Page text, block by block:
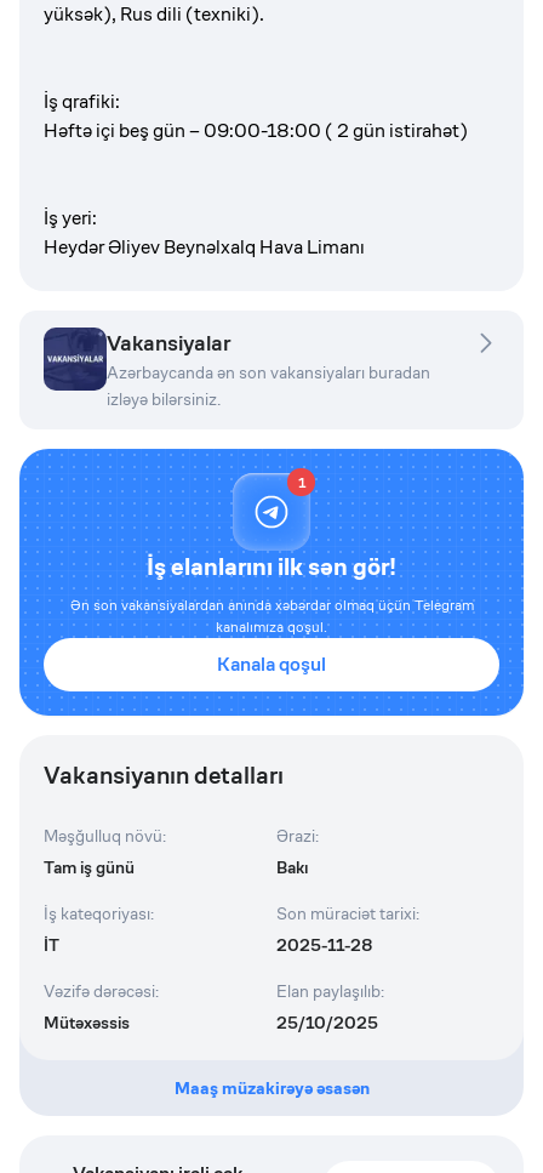
yüksək), Rus dili (texniki).
İş qrafiki:
Həftə içi beş gün – 09:00-18:00 ( 2 gün istirahət)
İş yeri:
Heydər Əliyev Beynəlxalq Hava Limanı
Vakansiyalar
Azərbaycanda ən son vakansiyaları buradan
izləyə bilərsiniz.
1
İş elanlarını ilk sən gör!
Ən son vakansiyalardan anında xəbərdar olmaq üçün Telegram
kanalımıza qoşul.
Kanala qoşul
Vakansiyanın detalları
Məşğulluq növü:
Tam iş günü
Ərazi:
Bakı
İş kateqoriyası:
İT
Son müraciət tarixi:
2025-11-28
Vəzifə dərəcəsi:
Mütəxəssis
Elan paylaşılıb:
25/10/2025
Maaş müzakirəyə əsasən